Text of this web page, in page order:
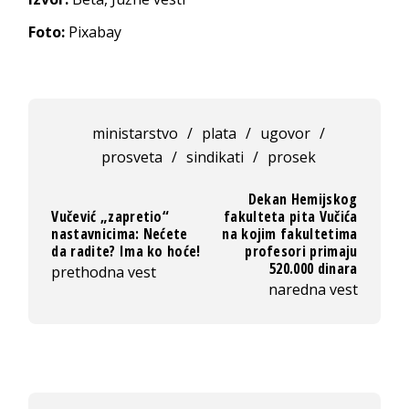
Foto: Pixabay
ministarstvo / plata / ugovor /
prosveta / sindikati / prosek
Vučević „zapretio“
nastavnicima: Nećete
da radite? Ima ko hoće!
prethodna vest
Dekan Hemijskog
fakulteta pita Vučića
na kojim fakultetima
profesori primaju
520.000 dinara
naredna vest